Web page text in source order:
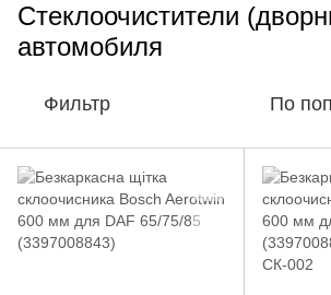
Стеклоочистители
автомобиля
Фильтр По